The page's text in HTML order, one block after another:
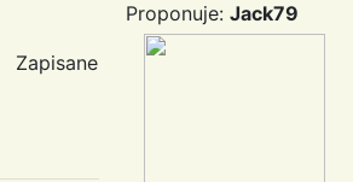
Zapisane
Proponuje: Jack79